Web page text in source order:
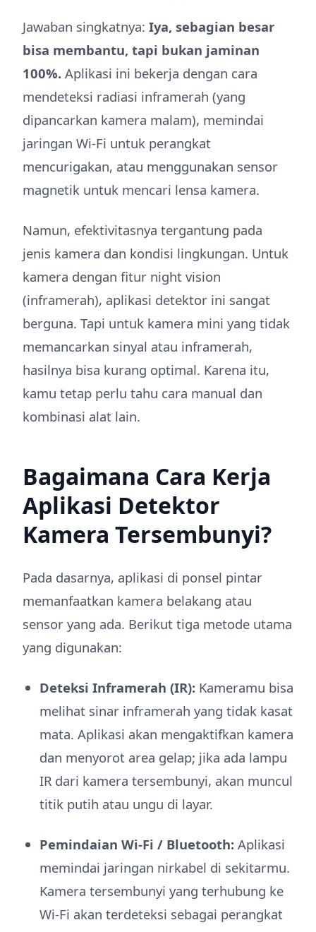
Jawaban singkatnya: Iya, sebagian besar
bisa membantu, tapi bukan jaminan
100%. Aplikasi ini bekerja dengan cara
mendeteksi radiasi inframerah (yang
dipancarkan kamera malam), memindai
jaringan Wi-Fi untuk perangkat
mencurigakan, atau menggunakan sensor
magnetik untuk mencari lensa kamera.
Namun, efektivitasnya tergantung pada
jenis kamera dan kondisi lingkungan. Untuk
kamera dengan fitur night vision
(inframerah), aplikasi detektor ini sangat
berguna. Tapi untuk kamera mini yang tidak
memancarkan sinyal atau inframerah,
hasilnya bisa kurang optimal. Karena itu,
kamu tetap perlu tahu cara manual dan
kombinasi alat lain.
Bagaimana Cara Kerja
Aplikasi Detektor
Kamera Tersembunyi?
Pada dasarnya, aplikasi di ponsel pintar
memanfaatkan kamera belakang atau
sensor yang ada. Berikut tiga metode utama
yang digunakan:
Deteksi Inframerah (IR): Kameramu bisa
melihat sinar inframerah yang tidak kasat
mata. Aplikasi akan mengaktifkan kamera
dan menyorot area gelap; jika ada lampu
IR dari kamera tersembunyi, akan muncul
titik putih atau ungu di layar.
Pemindaian Wi-Fi / Bluetooth: Aplikasi
memindai jaringan nirkabel di sekitarmu.
Kamera tersembunyi yang terhubung ke
Wi-Fi akan terdeteksi sebagai perangkat